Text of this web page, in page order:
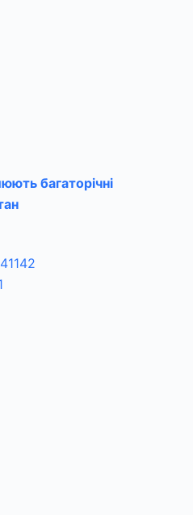
багаторічні